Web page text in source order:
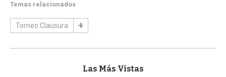
Temas relacionados
Torneo Clausura
Las Más Vistas